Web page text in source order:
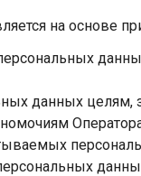
на основе
данных